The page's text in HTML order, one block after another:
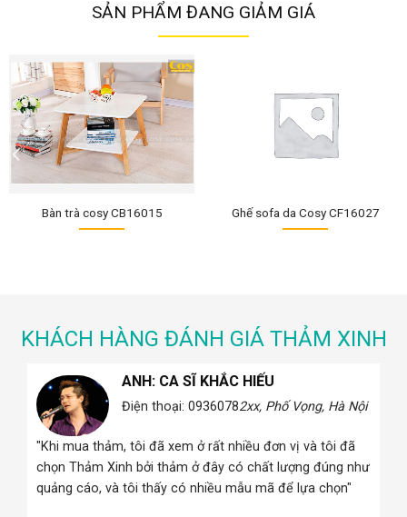
SẢN PHẨM ĐANG GIẢM GIÁ
Bàn trà cosy CB16015 Ghế sofa da Cosy CF16027
KHÁCH HÀNG ĐÁNH GIÁ THẢM XINH
HIẾU
2xx, Phố Vọng, Hà Nội
đơn vị và tôi đã
chất lượng đúng như
mã để lựa chọn"
ANH: CA SĨ KHẮC HIẾU
Điện thoại: 0936.xxx078
"Khi mua ghế sofa tôi đã xem ở rất nhiều
đã chọn Cosy bởi ghế sofa ở đây có chất
như quảng cáo, và tôi thấy có nhiều mẫu